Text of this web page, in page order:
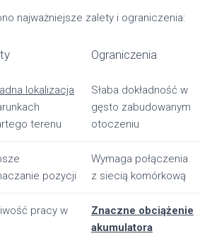
najważniejsze zalety i ograniczenia:
Ograniczenia
lokalizacja
terenu
Słaba dokładność w
gęsto zabudowanym
otoczeniu
pozycji
Wymaga połączenia
z siecią komórkową
pracy w
Znaczne obciążenie
akumulatora